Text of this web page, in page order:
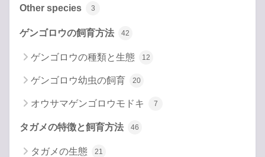
Other species 3
ゲンゴロウの飼育方法 42
ゲンゴロウの種類と生態 12
ゲンゴロウ幼虫の飼育 20
オウサマゲンゴロウモドキ 7
タガメの特徴と飼育方法 46
タガメの生態 21